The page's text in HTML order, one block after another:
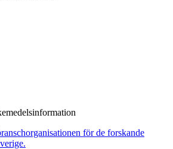
för de forskande